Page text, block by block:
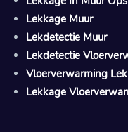
Lekkage Muur
Lekdetectie Muur
Lekdetectie
Vloerverwarming
Lekkage